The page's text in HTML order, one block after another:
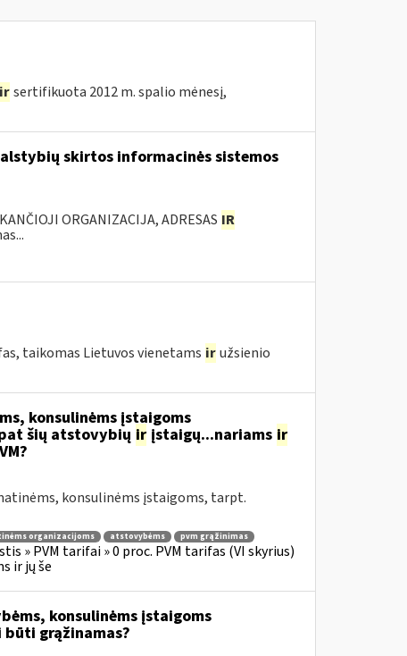
ir sertifikuota 2012 m. spalio mėnesį,
skirtos informacinės sistemos
ORGANIZACIJA, ADRESAS IR
taikomas Lietuvos vienetams ir užsienio
konsulinėms įstaigoms
šių atstovybių irįstaigų...nariams ir
konsulinėms įstaigoms, tarpt.
organizacijoms atstovybėms
pvm grąžinimas
» PVM tarifai » 0 proc. PVM tarifas (VI skyrius)
ir jų še
konsulinėms įstaigoms
grąžinamas?